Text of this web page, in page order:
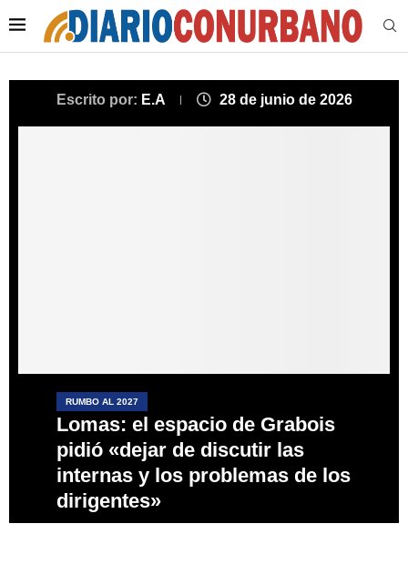
Escrito por: E.A 28 de junio de 2026
RUMBO AL 2027
Lomas: el espacio de Grabois
pidió «dejar de discutir las
internas y los problemas de los
dirigentes»